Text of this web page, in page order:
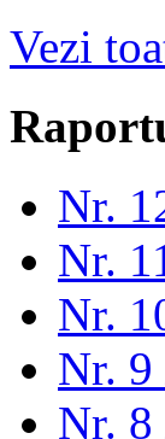
Vezi
Nr.
Nr.
Nr.
Nr. 9
Nr. 8